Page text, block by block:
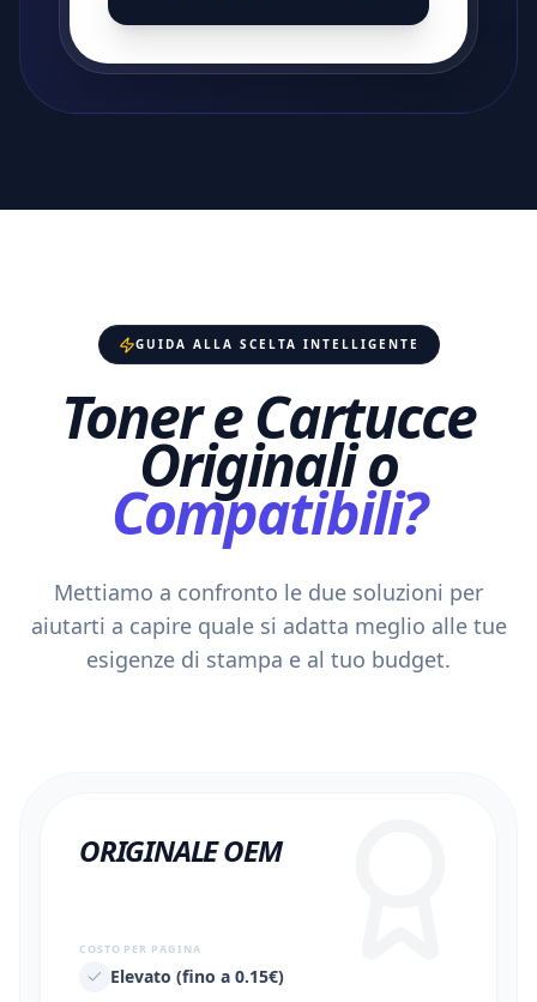
GUIDA ALLA SCELTA INTELLIGENTE
Toner e Cartucce
Originali o
Compatibili?
Mettiamo a confronto le due soluzioni per
aiutarti a capire quale si adatta meglio alle tue
esigenze di stampa e al tuo budget.
ORIGINALE OEM
COSTO PER PAGINA
Elevato (fino a 0.15€)